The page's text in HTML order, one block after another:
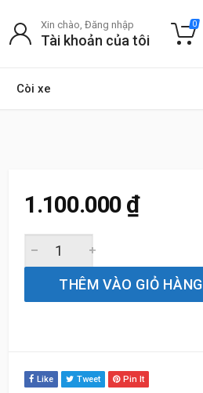
Còi xe
Xin chào, Đăng nhập
Tài khoản của tôi
0
1.100.000 ₫
THÊM VÀO GIỎ HÀNG
Like Tweet Pin It